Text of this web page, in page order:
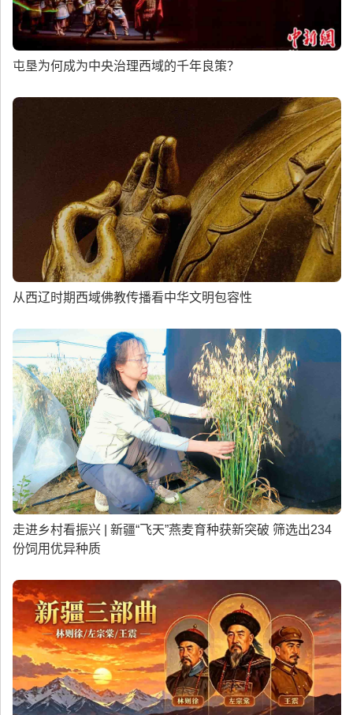
屯垦为何成为中央治理西域的千年良策？
从西辽时期西域佛教传播看中华文明包容性
走进乡村看振兴 | 新疆“飞天”燕麦育种获新突破 筛选出234
份饲用优异种质